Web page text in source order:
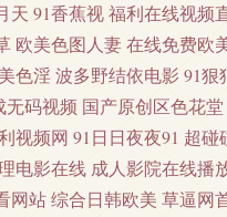
网站观看入口 一本道做爱 大香
频直播 婷婷亚洲情色 性爱超碰 伊
线αV 91青青草超碰 97超碰探花
情片 成人毛片网站 日韩47页 午
天 91香蕉视福利在线视频
欧美色图人妻在线免费欧
色淫波多野结依电影 91狠
无码视频 国产原创区色花堂
视频网 91日日夜夜91 超碰
电影在线 成人影院在线播
网站综合日韩欧美 草逼网